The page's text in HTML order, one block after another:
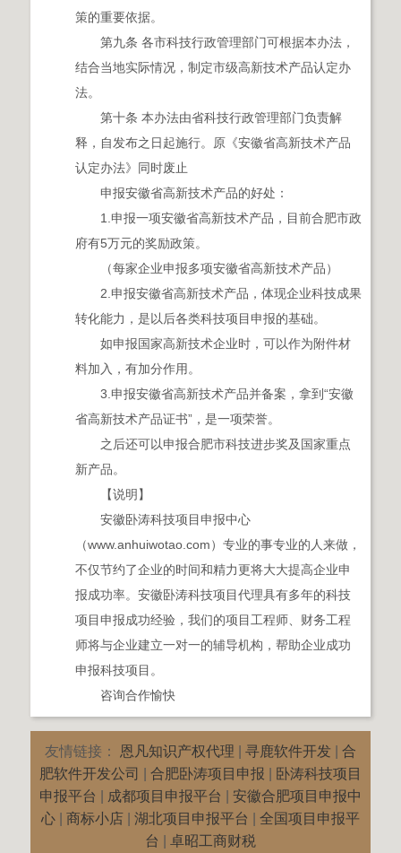
策的重要依据。
第九条 各市科技行政管理部门可根据本办法，
结合当地实际情况，制定市级高新技术产品认定办
法。
第十条 本办法由省科技行政管理部门负责解
释，自发布之日起施行。原《安徽省高新技术产品
认定办法》同时废止
申报安徽省高新技术产品的好处：
1.申报一项安徽省高新技术产品，目前合肥市政
府有5万元的奖励政策。
（每家企业申报多项安徽省高新技术产品）
2.申报安徽省高新技术产品，体现企业科技成果
转化能力，是以后各类科技项目申报的基础。
如申报国家高新技术企业时，可以作为附件材
料加入，有加分作用。
3.申报安徽省高新技术产品并备案，拿到“安徽
省高新技术产品证书”，是一项荣誉。
之后还可以申报合肥市科技进步奖及国家重点
新产品。
【说明】
安徽卧涛科技项目申报中心
（www.anhuiwotao.com）专业的事专业的人来做，
不仅节约了企业的时间和精力更将大大提高企业申
报成功率。安徽卧涛科技项目代理具有多年的科技
项目申报成功经验，我们的项目工程师、财务工程
师将与企业建立一对一的辅导机构，帮助企业成功
申报科技项目。
咨询合作愉快
友情链接： 恩凡知识产权代理 寻鹿软件开发
合
肥软件开发公司
合肥卧涛项目申报
卧涛科技项目
申报平台
成都项目申报平台
安徽合肥项目申报中
心
商标小店 湖北项目申报平台
全国项目申报平
台
卓昭工商财税